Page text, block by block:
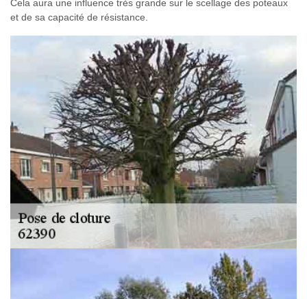
Cela aura une influence très grande sur le scellage des poteaux
et de sa capacité de résistance.